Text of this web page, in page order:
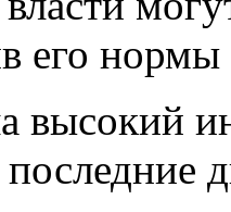
его
высокий